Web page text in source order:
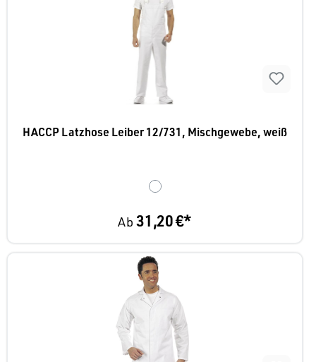
HACCP Latzhose Leiber 12/731, Mischgewebe, weiß
Ab31,20 €*